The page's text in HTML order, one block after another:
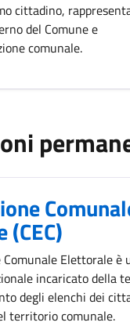
cittadino,
del Comune e
comunale.
Comunale Elettorale è
incaricato della
degli elenchi dei
territorio comunale.